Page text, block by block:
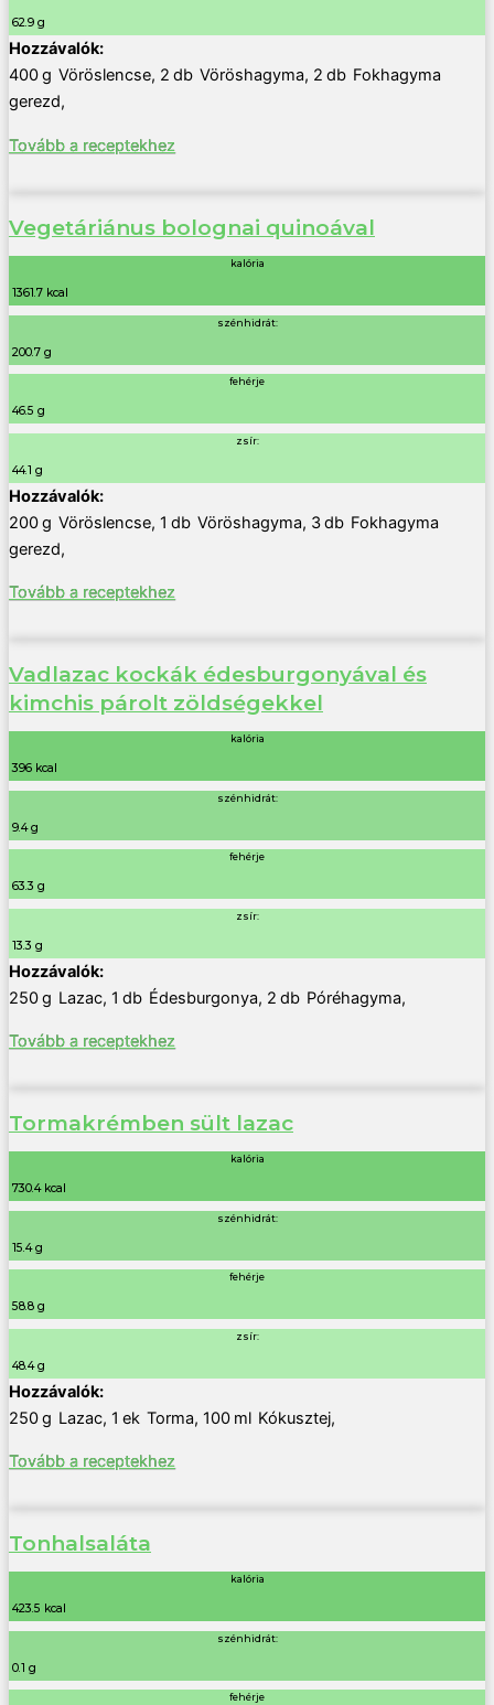
62.9 g
400g Vöröslencse, 2 db Vöröshagyma, 2 db Fokhagyma
gerezd,
Tovább a receptekhez
Vegetáriánus bolognai quinoával
kalória
1361.7 kcal
szénhidrát:
200.7 g
fehérje
46.5 g
zsír:
44.1 g
200g Vöröslencse, 1 db Vöröshagyma, 3db Fokhagyma
gerezd,
Tovább a receptekhez
Vadlazac kockák édesburgonyával és
kimchis párolt zöldségekkel
kalória
396 kcal
szénhidrát:
9.4 g
fehérje
63.3 g
zsír:
13.3 g
250g Lazac, 1 db Édesburgonya, 2 db Póréhagyma,
Tovább a receptekhez
Tormakrémben sült lazac
kalória
730.4 kcal
szénhidrát:
15.4 g
fehérje
58.8 g
zsír:
48.4 g
250g Lazac, 1 ek Torma, 100 ml Kókusztej,
Tovább a receptekhez
Tonhalsaláta
kalória
423.5 kcal
szénhidrát:
0.1 g
fehérje